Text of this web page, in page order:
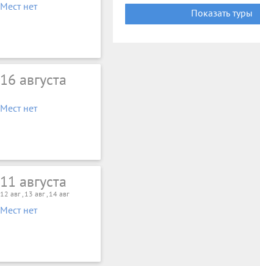
Мест нет
16 августа
Мест нет
11 августа
12 авг , 13 авг , 14 авг
Мест нет
Показать туры